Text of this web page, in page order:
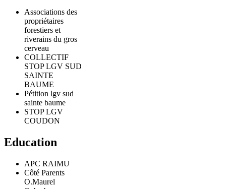
Associations des
propriétaires
forestiers et
riverains du gros
cerveau
COLLECTIF
STOP LGV SUD
SAINTE
BAUME
Pétition lgv sud
sainte baume
STOP LGV
COUDON
Education
APC RAIMU
Côté Parents
O.Maurel